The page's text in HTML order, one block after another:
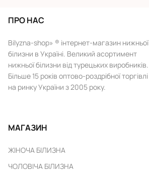
ПРО НАС
Bilyzna-shop» ® інтернет-магазин нижньої
білизни в Україні. Великий асортимент
нижньої білизни від турецьких виробників.
Більше 15 років оптово-роздрібної торгівлі
на ринку України з 2005 року.
МАГАЗИН
ЖІНОЧА БІЛИЗНА
ЧОЛОВІЧА БІЛИЗНА